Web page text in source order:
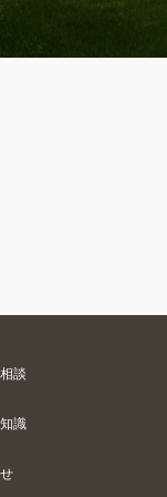
談
識